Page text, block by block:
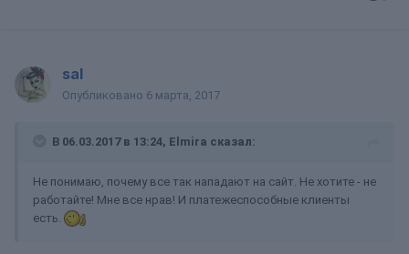
sal
Опубликовано 6 марта, 2017
В 06.03.2017 в 13:24, Elmira сказал:
Не понимаю, почему все так нападают на сайт. Не хотите - не
работайте! Мне все нрав! И платежеспособные клиенты
есть.